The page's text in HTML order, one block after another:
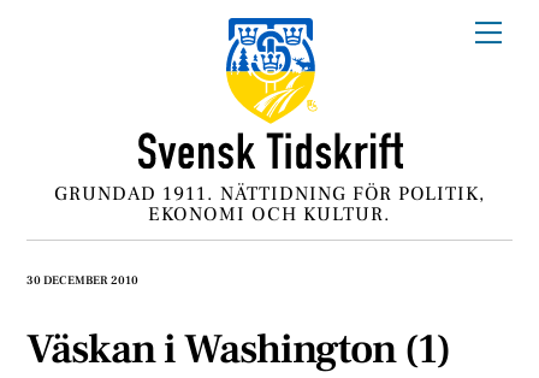
GRUNDAD 1911. NÄTTIDNING FÖR POLITIK,
EKONOMI OCH KULTUR.
30 DECEMBER 2010
Väskan i Washington (1)